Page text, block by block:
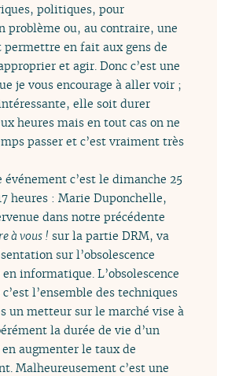
politiques, pour
problème ou, au contraire, une
en fait aux gens de
et agir. Donc c’est une
je vous encourage à aller voir ;
elle soit durer
heures mais en tout cas on ne
passer et c’est vraiment très
événement c’est le dimanche 25
heures : Marie Duponchelle,
dans notre précédente
à vous ! sur la partie DRM, va
sur l’obsolescence
informatique. L’obsolescence
l’ensemble des techniques
un metteur sur le marché vise à
la durée de vie d’un
augmenter le taux de
Malheureusement c’est une